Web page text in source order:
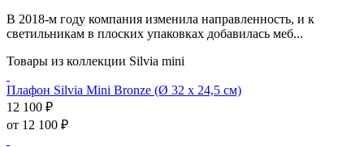
В 2018-м году компания изменила направленность, и к
светильникам в плоских упаковках добавилась меб...
Товары из коллекции Silvia mini
Плафон Silvia Mini Bronze (Ø 32 x 24,5 см)
12 100 ₽
от 12 100 ₽